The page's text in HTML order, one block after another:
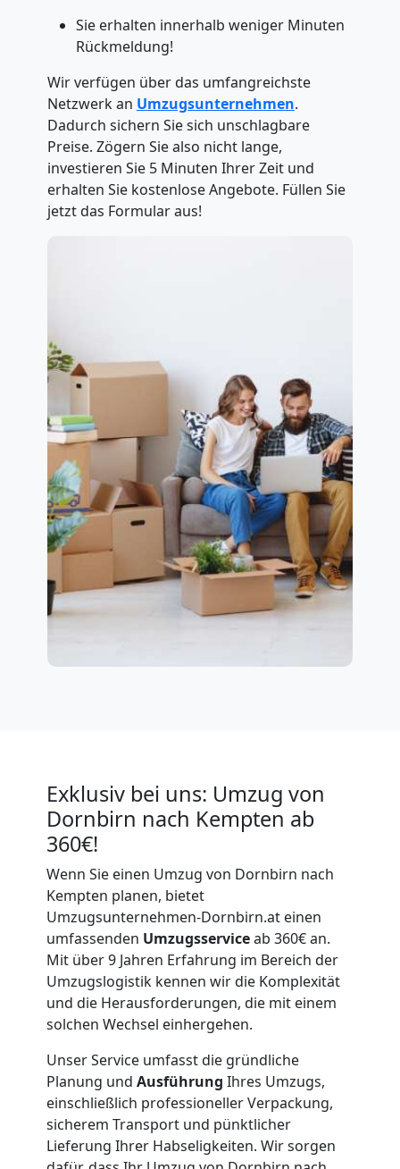
Sie erhalten innerhalb weniger Minuten
Rückmeldung!
Wir verfügen über das umfangreichste
Netzwerk an Umzugsunternehmen.
Dadurch sichern Sie sich unschlagbare
Preise. Zögern Sie also nicht lange,
investieren Sie 5 Minuten Ihrer Zeit und
erhalten Sie kostenlose Angebote. Füllen Sie
jetzt das Formular aus!
Exklusiv bei uns: Umzug von
Dornbirn nach Kempten ab
360€!
Wenn Sie einen Umzug von Dornbirn nach
Kempten planen, bietet
Umzugsunternehmen-Dornbirn.at einen
umfassenden Umzugsserviceab 360€ an.
Mit über 9 Jahren Erfahrung im Bereich der
Umzugslogistik kennen wir die Komplexität
und die Herausforderungen, die mit einem
solchen Wechsel einhergehen.
Unser Service umfasst die gründliche
Planung und Ausführung Ihres Umzugs,
einschließlich professioneller Verpackung,
sicherem Transport und pünktlicher
Lieferung Ihrer Habseligkeiten. Wir sorgen